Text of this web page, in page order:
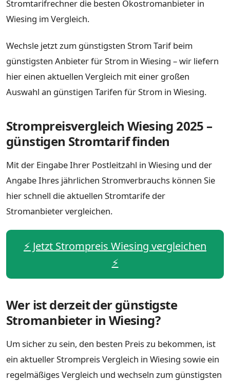
Stromtarifrechner die besten Ökostromanbieter in
Wiesing im Vergleich.
Wechsle jetzt zum günstigsten Strom Tarif beim
günstigsten Anbieter für Strom in Wiesing – wir liefern
hier einen aktuellen Vergleich mit einer großen
Auswahl an günstigen Tarifen für Strom in Wiesing.
Strompreisvergleich Wiesing 2025 –
günstigen Stromtarif finden
Mit der Eingabe Ihrer Postleitzahl in Wiesing und der
Angabe Ihres jährlichen Stromverbrauchs können Sie
hier schnell die aktuellen Stromtarife der
Stromanbieter vergleichen.
⚡️ Jetzt Strompreis Wiesing vergleichen
⚡️
Wer ist derzeit der günstigste
Stromanbieter in Wiesing?
Um sicher zu sein, den besten Preis zu bekommen, ist
ein aktueller Strompreis Vergleich in Wiesing sowie ein
regelmäßiges Vergleich und wechseln zum günstigsten